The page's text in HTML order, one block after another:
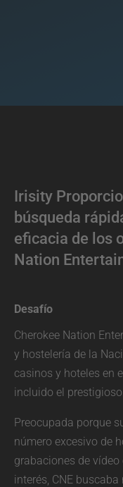
Irisity
búsqueda
eficacia de los
Nation
Desafío
Cherokee Nation
y hostelería de la
casinos y hoteles en
incluido el
Preocupada porque
número excesivo de
grabaciones de
interés, CNE